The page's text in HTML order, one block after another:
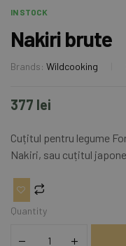
IN STOCK
Nakiri brute
Brands: Wildcooking
377 lei
Cuțitul pentru legume
Nakiri, sau cuțitul
Quantity